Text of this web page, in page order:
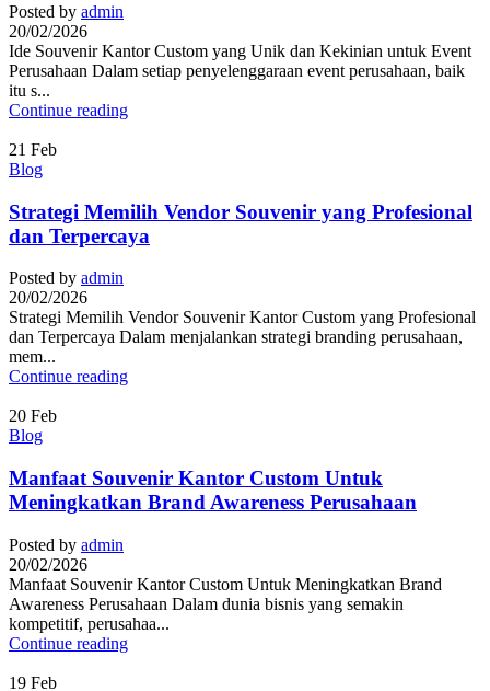
Posted by admin
20/02/2026
Ide Souvenir Kantor Custom yang Unik dan Kekinian untuk Event
Perusahaan Dalam setiap penyelenggaraan event perusahaan, baik
itu s...
Continue reading
21 Feb
Blog
Strategi Memilih Vendor Souvenir yang Profesional
dan Terpercaya
Posted by admin
20/02/2026
Strategi Memilih Vendor Souvenir Kantor Custom yang Profesional
dan Terpercaya Dalam menjalankan strategi branding perusahaan,
mem...
Continue reading
20 Feb
Blog
Manfaat Souvenir Kantor Custom Untuk
Meningkatkan Brand Awareness Perusahaan
Posted by admin
20/02/2026
Manfaat Souvenir Kantor Custom Untuk Meningkatkan Brand
Awareness Perusahaan Dalam dunia bisnis yang semakin
kompetitif, perusahaa...
Continue reading
19 Feb